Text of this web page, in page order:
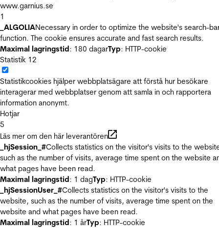
www.garnius.se
1
_ALGOLIANecessary in order to optimize the website's search-
function. The cookie ensures accurate and fast search results.
Maximal lagringstid: 180 dagarTyp: HTTP-cookie
Statistik 12
Statistikcookies hjälper webbplatsägare att förstå hur besökare
interagerar med webbplatser genom att samla in och rapportera
information anonymt.
Hotjar
5
Läs mer om den här leverantören
_hjSession_#Collects statistics on the visitor's visits to the
such as the number of visits, average time spent on the website
what pages have been read.
Maximal lagringstid: 1 dagTyp: HTTP-cookie
_hjSessionUser_#Collects statistics on the visitor's visits to the
website, such as the number of visits, average time spent on the
website and what pages have been read.
Maximal lagringstid: 1 årTyp: HTTP-cookie